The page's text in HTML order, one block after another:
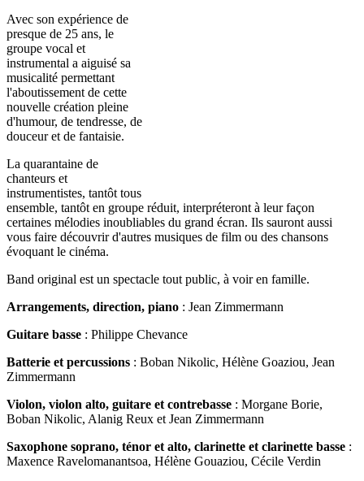
Avec son expérience de
presque de 25 ans, le
groupe vocal et
instrumental a aiguisé sa
musicalité permettant
l'aboutissement de cette
nouvelle création pleine
d'humour, de tendresse, de
douceur et de fantaisie.
La quarantaine de
chanteurs et
instrumentistes, tantôt tous
ensemble, tantôt en groupe réduit, interpréteront à leur façon
certaines mélodies inoubliables du grand écran. Ils sauront aussi
vous faire découvrir d'autres musiques de film ou des chansons
évoquant le cinéma.
Band original est un spectacle tout public, à voir en famille.
Arrangements, direction, piano : Jean Zimmermann
Guitare basse : Philippe Chevance
Batterie et percussions : Boban Nikolic, Hélène Goaziou, Jean
Zimmermann
Violon, violon alto, guitare et contrebasse : Morgane Borie,
Boban Nikolic, Alanig Reux et Jean Zimmermann
Saxophone soprano, ténor et alto, clarinette et clarinette basse :
Maxence Ravelomanantsoa, Hélène Gouaziou, Cécile Verdin